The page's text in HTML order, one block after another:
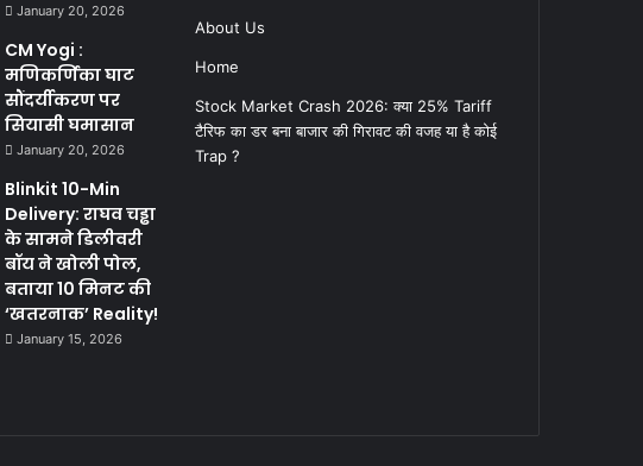
January 20, 2026
CM Yogi :
मणिकर्णिका घाट
सौंदर्यीकरण पर
सियासी घमासान
January 20, 2026
Blinkit 10-Min
Delivery: राघव चड्ढा
के सामने डिलीवरी
बॉय ने खोली पोल,
बताया 10 मिनट की
‘खतरनाक’ Reality!
January 15, 2026
About Us
Home
Stock Market Crash 2026: क्या 25% Tariff
टैरिफ का डर बना बाजार की गिरावट की वजह या है कोई
Trap ?